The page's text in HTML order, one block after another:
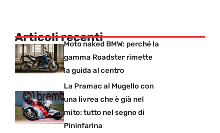
Articoli recentiMoto naked BMW: perché la
gamma Roadster rimette
la guida al centro
La Pramac al Mugello con
una livrea che è già nel
mito: tutto nel segno di
Pininfarina